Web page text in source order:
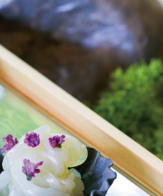
歌舞伎俳優・尾上
前列ホテル「